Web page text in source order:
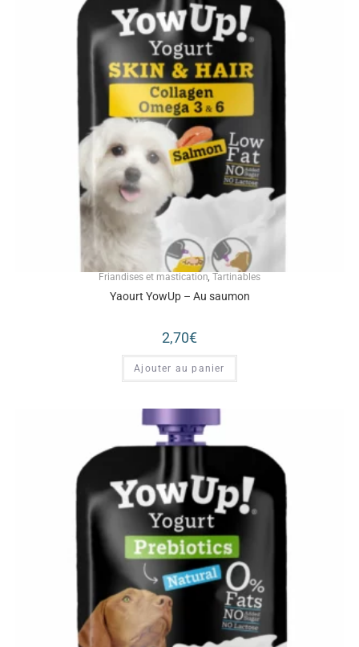
Friandises et mastication, Tartinables
Yaourt YowUp – Au saumon
2,70€
Ajouter au panier